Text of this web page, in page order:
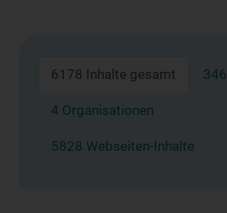
6178 Inhalte gesamt
4 Organisationen
5828 Webseiten-Inhalte